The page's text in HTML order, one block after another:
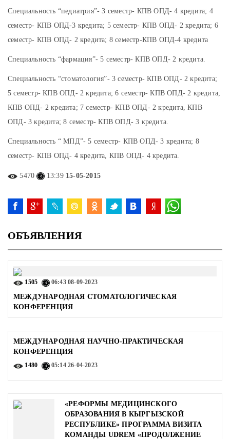
Специальность “педиатрия”- 3 семестр- КПВ ОПД- 4 кредита; 4
семестр- КПВ ОПД-3 кредита; 5 семестр- КПВ ОПД- 2 кредита; 6
семестр- КПВ ОПД- 2 кредита; 8 семестр-КПВ ОПД-4 кредита
Специальность “фармация”- 5 семестр- КПВ ОПД- 2 кредита.
Специальность “стоматология”- 3 семестр- КПВ ОПД- 2 кредита;
5 семестр- КПВ ОПД- 2 кредита; 6 семестр- КПВ ОПД- 2 кредита,
КПВ ОПД- 2 кредита; 7 семестр- КПВ ОПД- 2 кредита, КПВ
ОПД- 3 кредита; 8 семестр- КПВ ОПД- 3 кредита.
Специальность “ МПД”- 5 семестр- КПВ ОПД- 3 кредита; 8
семестр- КПВ ОПД- 4 кредита, КПВ ОПД- 4 кредита.
5470 13:39 15-05-2015
ОБЪЯВЛЕНИЯ
1505 06:4308-09-2023
МЕЖДУНАРОДНАЯ СТОМАТОЛОГИЧЕСКАЯ
КОНФЕРЕНЦИЯ
МЕЖДУНАРОДНАЯ НАУЧНО-ПРАКТИЧЕСКАЯ
КОНФЕРЕНЦИЯ
1480 05:1426-04-2023
«РЕФОРМЫ МЕДИЦИНСКОГО
ОБРАЗОВАНИЯ В КЫРГЫЗСКОЙ
РЕСПУБЛИКЕ» ПРОГРАММА ВИЗИТА
КОМАНДЫ UDREM «ПРОДОЛЖЕНИЕ